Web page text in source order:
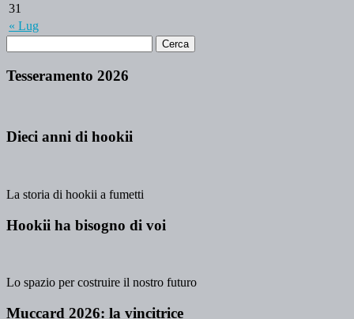
« Lug
31
Tesseramento 2026
Dieci anni di hookii
La storia di hookii a fumetti
Hookii ha bisogno di voi
Lo spazio per costruire il nostro futuro
Muccard 2026: la vincitrice